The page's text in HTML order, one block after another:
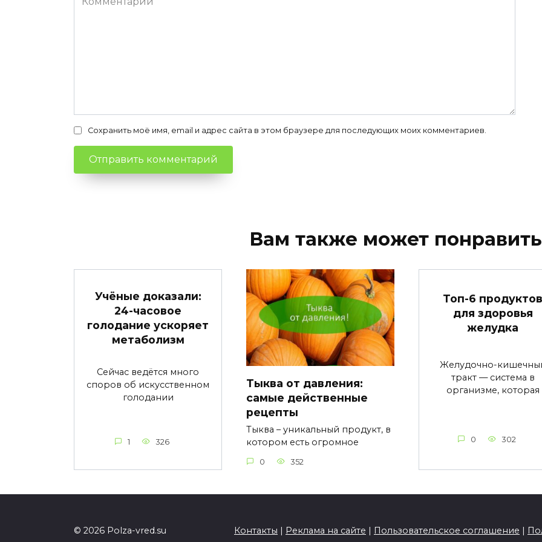
Сохранить моё имя, email и адрес сайта в этом браузере для последующих моих комментариев.
Вам также может
Учёные доказали:
24-часовое
голодание ускоряет
метаболизм
Сейчас ведётся много
споров об искусственном
голодании
1 326
Тыква от давления:
самые действенные
рецепты
Тыква – уникальный продукт, в
котором есть огромное
0 352
Топ-6 продуктов
для здоровья
желудка
Желудочно-
тракт — система в
организме, которая
0 302
© 2026 Polza-vred.su Контакты | Реклама на сайте | Пользовательское соглашение |